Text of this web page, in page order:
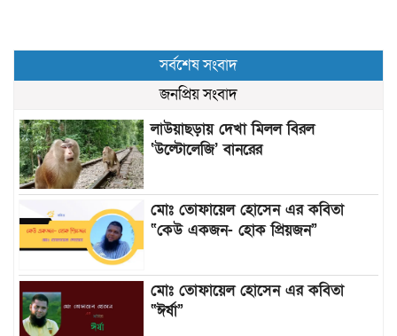
সর্বশেষ সংবাদ
জনপ্রিয় সংবাদ
লাউয়াছড়ায় দেখা মিলল বিরল
‘উল্টোলেজি’ বানরের
মোঃ তোফায়েল হোসেন এর কবিতা
“কেউ একজন- হোক প্রিয়জন”
মোঃ তোফায়েল হোসেন এর কবিতা
“ঈর্ষা”